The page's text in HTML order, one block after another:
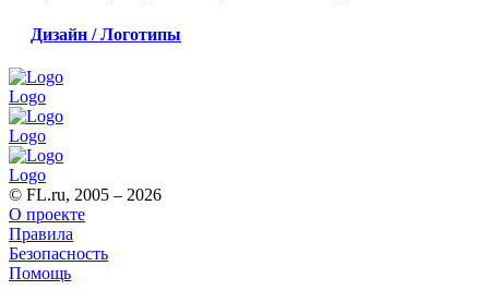
Дизайн / Логотипы
Logo
Logo
Logo
© FL.ru, 2005 – 2026
О проекте
Правила
Безопасность
Помощь